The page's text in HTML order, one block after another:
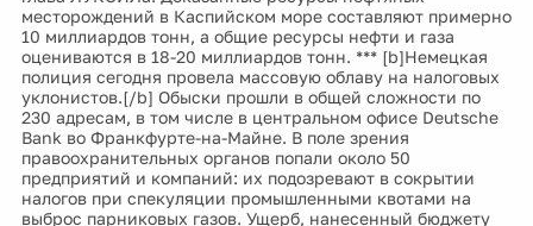
месторождений в Каспийском море составляют примерно
10 миллиардов тонн, а общие ресурсы нефти и газа
оцениваются в 18-20 миллиардов тонн. *** [b]Немецкая
полиция сегодня провела массовую облаву на налоговых
уклонистов.[/b] Обыски прошли в общей сложности по
230 адресам, в том числе в центральном офисе Deutsche
Bank во Франкфурте-на-Майне. В поле зрения
правоохранительных органов попали около 50
предприятий и компаний: их подозревают в сокрытии
налогов при спекуляции промышленными квотами на
выброс парниковых газов. Ущерб, нанесенный бюджету